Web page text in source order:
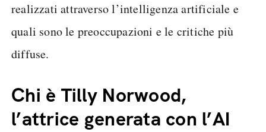
realizzati attraverso l’intelligenza artificiale e
quali sono le preoccupazioni e le critiche più
diffuse.
Chi è Tilly Norwood,
l’attrice generata con l’AI